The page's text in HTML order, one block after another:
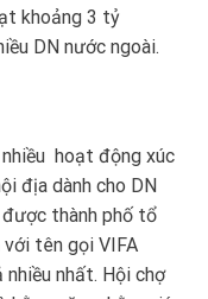
khoảng 3 tỷ
DN nước ngoài.
hoạt động xúc
địa dành cho DN
được thành phố tổ
với tên gọi VIFA
nhiều nhất. Hội chợ